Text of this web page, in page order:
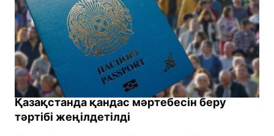
Қазақстанда қандас мәртебесін беру
тәртібі жеңілдетілді